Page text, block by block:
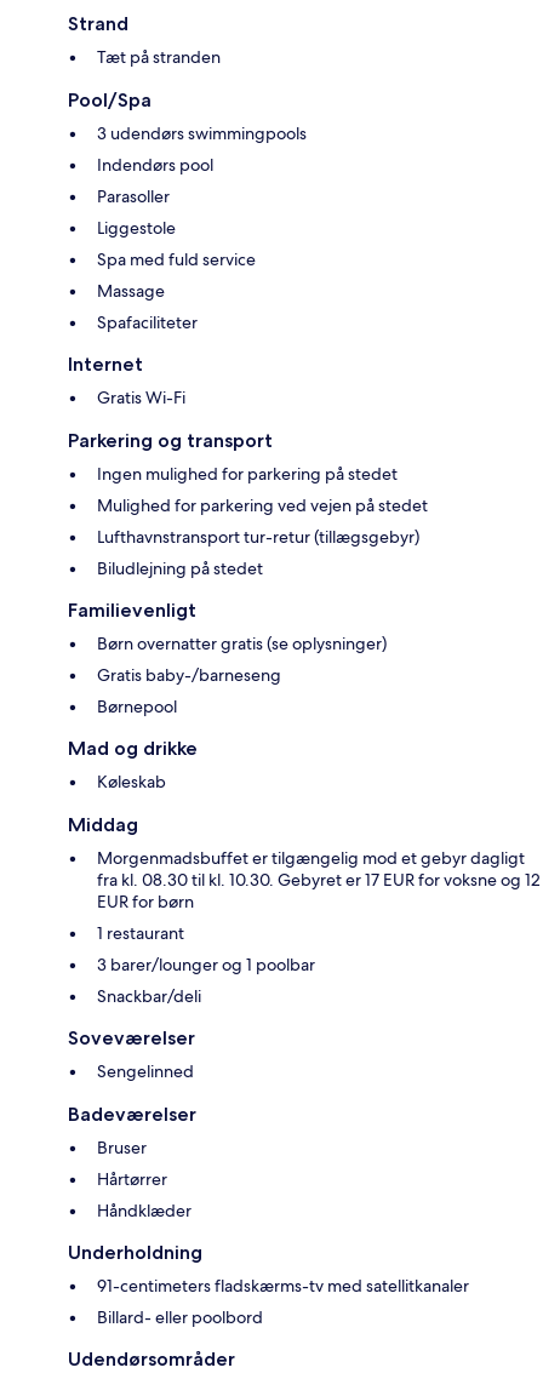
Strand
Tæt på stranden
Pool/Spa
3 udendørs swimmingpools
Indendørs pool
Parasoller
Liggestole
Spa med fuld service
Massage
Spafaciliteter
Internet
Gratis Wi-Fi
Parkering og transport
Ingen mulighed for parkering på stedet
Mulighed for parkering ved vejen på stedet
Lufthavnstransport tur-retur (tillægsgebyr)
Biludlejning på stedet
Familievenligt
Børn overnatter gratis (se oplysninger)
Gratis baby-/barneseng
Børnepool
Mad og drikke
Køleskab
Middag
Morgenmadsbuffet er tilgængelig mod et gebyr dagligt
fra kl. 08.30 til kl. 10.30. Gebyret er 17 EUR for voksne og 12
EUR for børn
1 restaurant
3 barer/lounger og 1 poolbar
Snackbar/deli
Soveværelser
Sengelinned
Badeværelser
Bruser
Hårtørrer
Håndklæder
Underholdning
91-centimeters fladskærms-tv med satellitkanaler
Billard- eller poolbord
Udendørsområder